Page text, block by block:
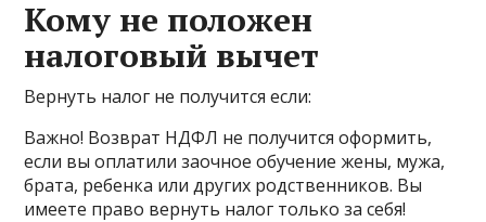
Кому не положен
налоговый вычет
Вернуть налог не получится если:
Важно! Возврат НДФЛ не получится оформить,
если вы оплатили заочное обучение жены, мужа,
брата, ребенка или других родственников. Вы
имеете право вернуть налог только за себя!